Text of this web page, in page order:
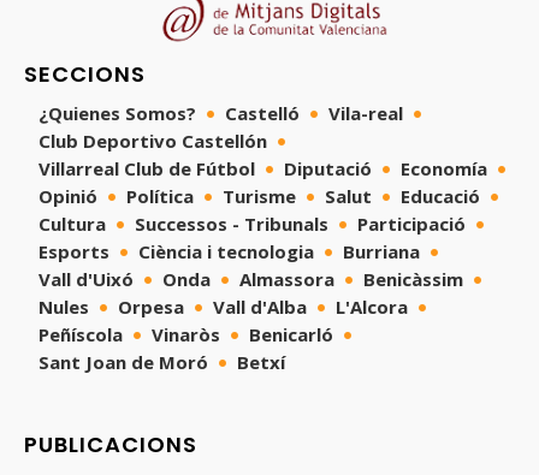
SECCIONS
¿Quienes Somos? Castelló
Vila-real
Club Deportivo Castellón
Villarreal Club de Fútbol
Diputació
Economía
Opinió
Política Turisme Salut
Educació
Cultura
Successos - Tribunals
Participació
Esports
Ciència i tecnologia
Burriana
Vall d'Uixó
Onda Almassora
Benicàssim
Nules
Orpesa Vall d'Alba
L'Alcora
Peñíscola
Vinaròs
Benicarló
Sant Joan de Moró
Betxí
PUBLICACIONS